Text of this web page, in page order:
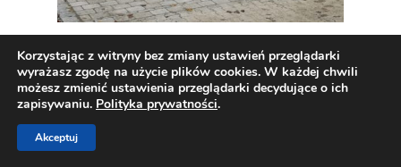
Korzystając z witryny bez zmiany ustawień przeglądarki
wyrażasz zgodę na użycie plików cookies. W każdej chwili
możesz zmienić ustawienia przeglądarki decydujące o ich
zapisywaniu. Polityka prywatności.
Akceptuj